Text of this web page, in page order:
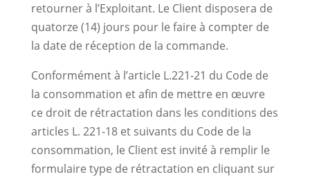
retourner à l’Exploitant. Le Client disposera de
quatorze (14) jours pour le faire à compter de
la date de réception de la commande.
Conformément à l’article L.221-21 du Code de
la consommation et afin de mettre en œuvre
ce droit de rétractation dans les conditions des
articles L. 221-18 et suivants du Code de la
consommation, le Client est invité à remplir le
formulaire type de rétractation en cliquant sur